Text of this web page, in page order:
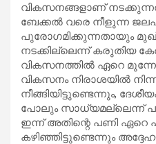
വികസനങ്ങളാണ്
ബേക്കൽ വരെ നീളുന്ന
പുരോഗമിക്കുന്നതായും
നടക്കില്ലെന്ന് കരുതിയ
വികസനത്തിൽ ഏറെ
വികസനം നിരാശയിൽ
നീങ്ങിയിട്ടുണ്ടെന്നും,
പോലും സാധ്യമല്ലെന്ന്
ഇന്ന് അതിന്റെ പണി ഏറെ
കഴിഞ്ഞിട്ടുണ്ടെന്നും